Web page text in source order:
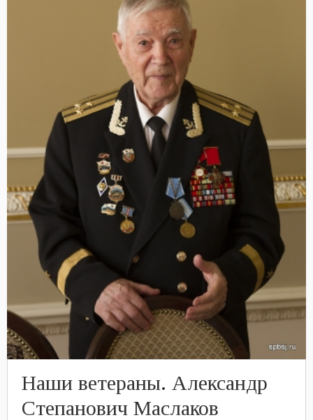
Наши ветераны. Александр
Степанович Маслаков